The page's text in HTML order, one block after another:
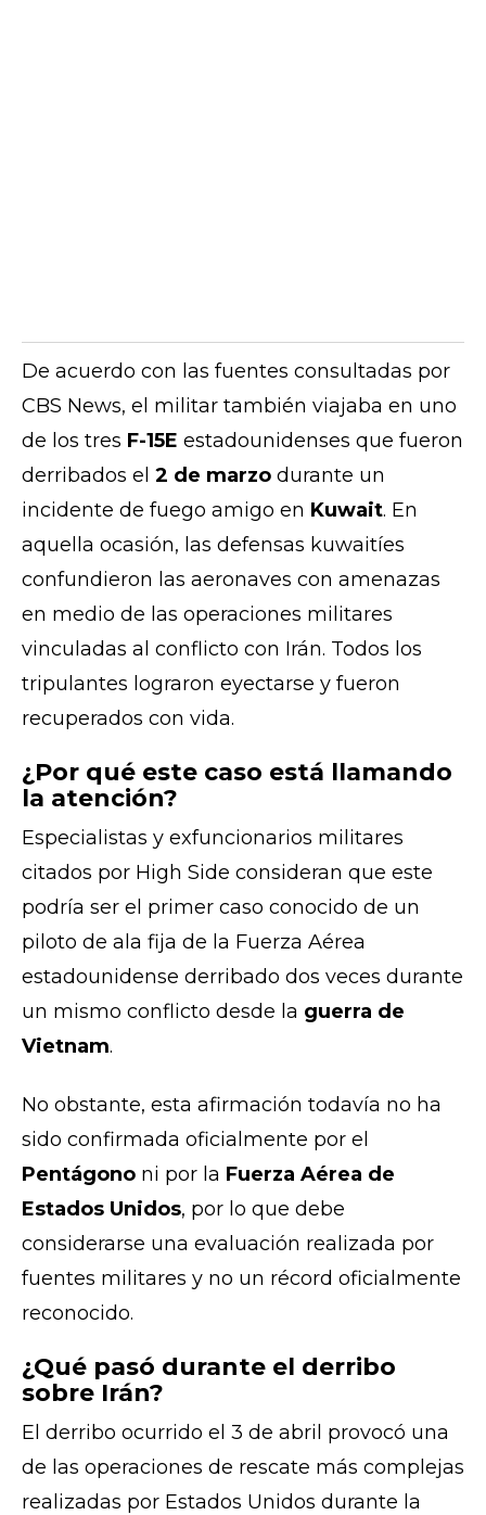
De acuerdo con las fuentes consultadas por
CBS News, el militar también viajaba en uno
de los tres F-15E estadounidenses que fueron
derribados el 2 de marzo durante un
incidente de fuego amigo en Kuwait. En
aquella ocasión, las defensas kuwaitíes
confundieron las aeronaves con amenazas
en medio de las operaciones militares
vinculadas al conflicto con Irán. Todos los
tripulantes lograron eyectarse y fueron
recuperados con vida.
¿Por qué este caso está llamando
la atención?
Especialistas y exfuncionarios militares
citados por High Side consideran que este
podría ser el primer caso conocido de un
piloto de ala fija de la Fuerza Aérea
estadounidense derribado dos veces durante
un mismo conflicto desde la guerra de
Vietnam.
No obstante, esta afirmación todavía no ha
sido confirmada oficialmente por el
Pentágono ni por la Fuerza Aérea de
Estados Unidos, por lo que debe
considerarse una evaluación realizada por
fuentes militares y no un récord oficialmente
reconocido.
¿Qué pasó durante el derribo
sobre Irán?
El derribo ocurrido el 3 de abril provocó una
de las operaciones de rescate más complejas
realizadas por Estados Unidos durante la